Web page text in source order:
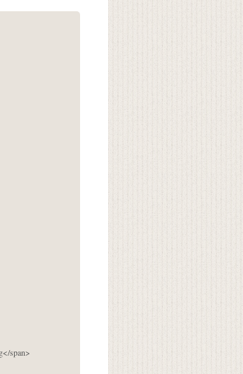
span>